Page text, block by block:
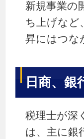
新規事業の
ち上げなど
昇にはつな
日商、
税理士が深
は、主に銀